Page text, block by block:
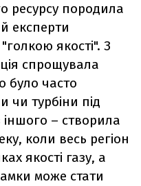
ресурсу породила
експерти
якості". З
спрощувала
було часто
чи турбіни під
іншого – створила
коли весь регіон
якості газу, а
може стати